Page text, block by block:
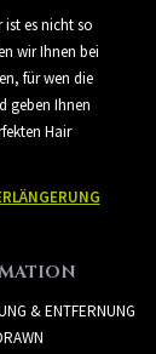
ist es nicht so
wir Ihnen bei
für wen die
geben Ihnen
Hair
& ENTFERNUNG